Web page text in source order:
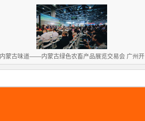
内蒙古味道——内蒙古绿色农畜产品展览交易会 广州开